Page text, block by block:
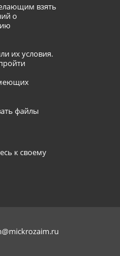
взять
о
их условия.
файлы
к своему